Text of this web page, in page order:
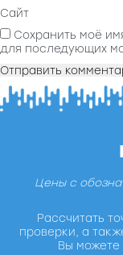
Сайт
Сохранить моё
для последующих
Цены с
Рассчитать
проверки, а
Вы можете